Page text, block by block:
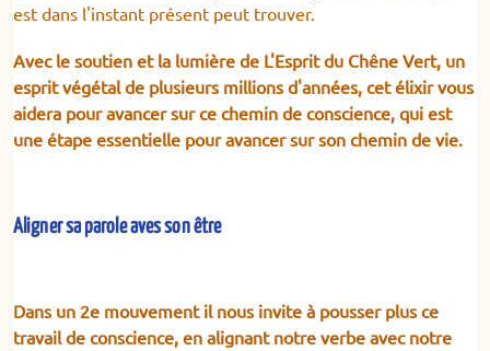
est dans l'instant présent peut trouver.
Avec le soutien et la lumière de L'Esprit du Chêne Vert, un
esprit végétal de plusieurs millions d'années, cet élixir vous
aidera pour avancer sur ce chemin de conscience, qui est
une étape essentielle pour avancer sur son chemin de vie.
Aligner sa parole aves son être
Dans un 2e mouvement il nous invite à pousser plus ce
travail de conscience, en alignant notre verbe avec notre